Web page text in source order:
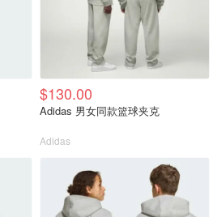
$130.00
Adidas 男女同款篮球夹克
Adidas